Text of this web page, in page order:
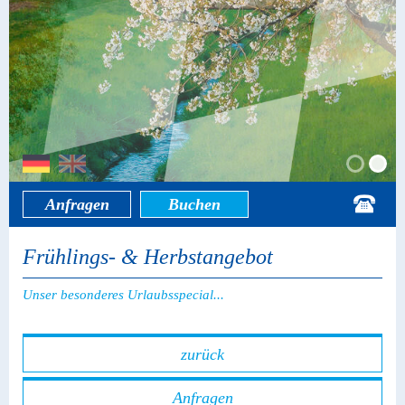
Anfragen Buchen
Frühlings- & Herbstangebot
Unser besonderes Urlaubsspecial...
zurück
Anfragen